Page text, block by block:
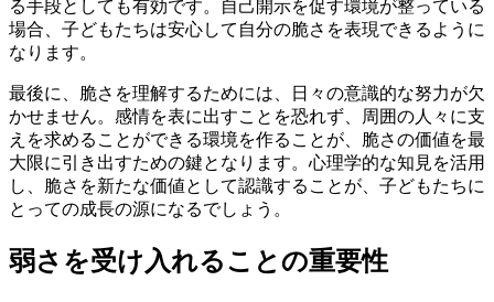
る手段としても有効です。自己開示を促す環境が整っている
場合、子どもたちは安心して自分の脆さを表現できるように
なります。
最後に、脆さを理解するためには、日々の意識的な努力が欠
かせません。感情を表に出すことを恐れず、周囲の人々に支
えを求めることができる環境を作ることが、脆さの価値を最
大限に引き出すための鍵となります。心理学的な知見を活用
し、脆さを新たな価値として認識することが、子どもたちに
とっての成長の源になるでしょう。
弱さを受け入れることの重要性